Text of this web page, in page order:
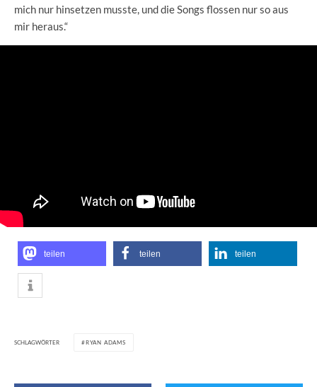
mich nur hinsetzen musste, und die Songs flossen nur so aus
mir heraus.“
teilen teilen teilen
SCHLAGWÖRTER RYAN ADAMS